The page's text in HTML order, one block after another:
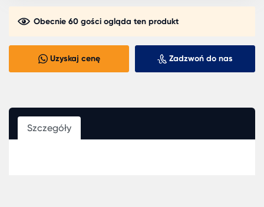
Obecnie 60 gości ogląda ten produkt
Uzyskaj cenę Zadzwoń do nas
Szczegóły